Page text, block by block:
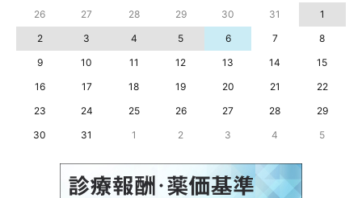
26 27 28 29 30 31
1
2
3 4 5 6 7
8
9
10 11 12 13 14
15
16
17 18 19 20 21
22
23
24 25 26 27 28
29
30
31 1 2 3 4 5